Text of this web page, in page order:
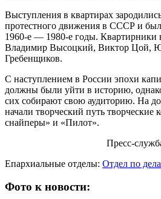
Выступления в квартирах
протестного движения в СССР и
1960-е — 1980-е годы. Квартирники
Владимир Высоцкий, Виктор Цой,
Гребенщиков.
С наступлением в России эпохи
должны были уйти в историю,
сих собирают свою аудиторию. На
начали творческий путь
снайперы» и «Пилот».
Пресс-
Епархиальные отделы: Отдел по
Фото к новости: